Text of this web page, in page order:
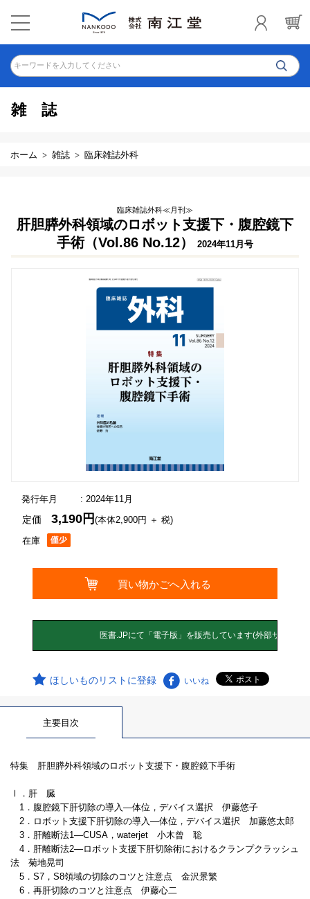
キーワードを入力してください
雑誌
ホーム 雑誌 臨床雑誌外科
臨床雑誌外科≪月刊≫
肝胆膵外科領域のロボット支援下・腹腔鏡下
手術（Vol.86 No.12）
2024年11月号
発行年月 : 2024年11月
在庫
定価3,190円(本体2,900円 ＋ 税)
ほしいものリストに登録 いいね
主要目次
特集 肝胆膵外科領域のロボット支援下・腹腔鏡下手術
Ⅰ．肝 臓
1．腹腔鏡下肝切除の導入―体位，デバイス選択 伊藤悠子
2．ロボット支援下肝切除の導入―体位，デバイス選択 加藤悠太郎
3．肝離断法1―CUSA，waterjet 小木曾 聡
4．肝離断法2―ロボット支援下肝切除術におけるクランプクラッシュ
法 菊地晃司
5．S7，S8領域の切除のコツと注意点 金沢景繁
6．再肝切除のコツと注意点 伊藤心二